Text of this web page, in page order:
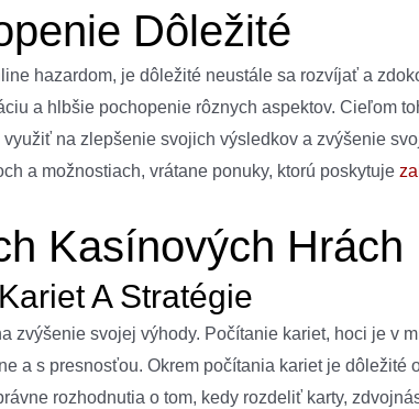
Dôležité
hazardom, je dôležité neustále sa rozvíjať a
a hlbšie pochopenie rôznych aspektov. Cieľom
na zlepšenie svojich výsledkov a zvýšenie
a možnostiach, vrátane ponuky, ktorú poskytuje
Kasínových Hrách
A Stratégie
zvýšenie svojej výhody. Počítanie kariet, hoci je v
a s presnosťou. Okrem počítania kariet je dôležité
rozhodnutia o tom, kedy rozdeliť karty,